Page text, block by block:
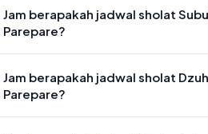
Jam berapakah jadwal sholat
Parepare?
Jam berapakah jadwal sholat
Parepare?